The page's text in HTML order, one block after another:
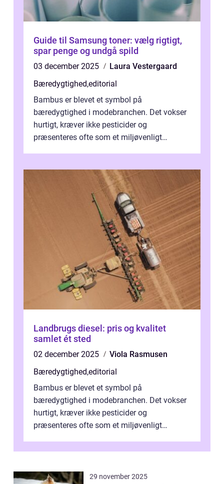
Guide til Samsung toner: vælg rigtigt,
spar penge og undgå spild
03 december 2025
Laura Vestergaard
Bæredygtighed,editorial
Bambus er blevet et symbol på
bæredygtighed i modebranchen. Det vokser
hurtigt, kræver ikke pesticider og
præsenteres ofte som et miljøvenligt
Landbrugs diesel: pris og kvalitet
samlet ét sted
02 december 2025
Viola Rasmusen
Bæredygtighed,editorial
Bambus er blevet et symbol på
bæredygtighed i modebranchen. Det vokser
hurtigt, kræver ikke pesticider og
præsenteres ofte som et miljøvenligt
29 november 2025